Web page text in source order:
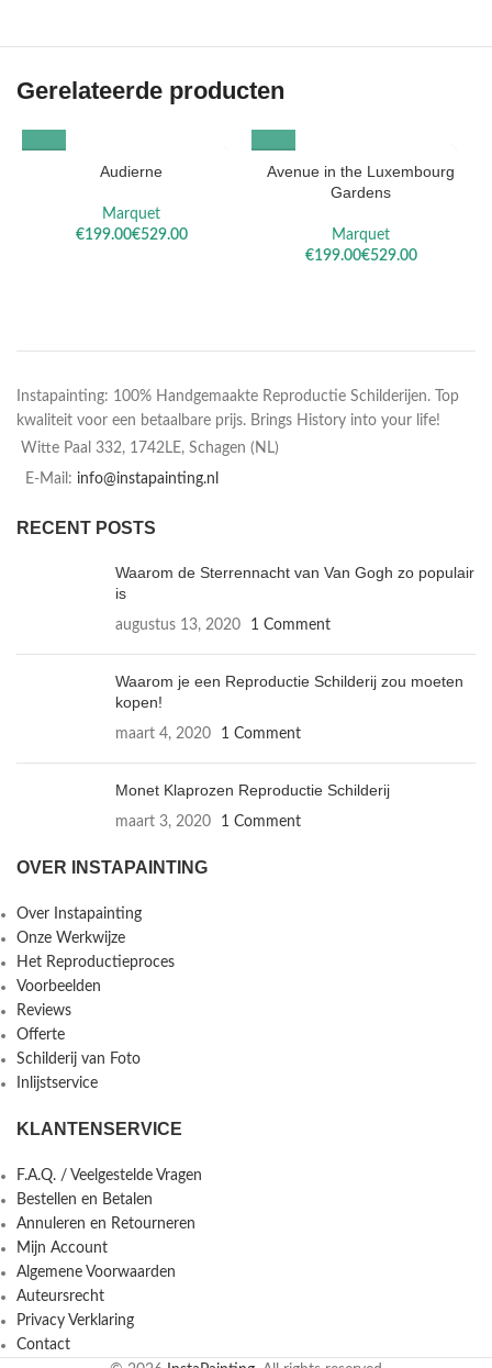
Gerelateerde producten
Audierne
Marquet
€
€
Avenue in the Luxembourg
Gardens
Marquet
€
€
Instapainting: 100% Handgemaakte Reproductie Schilderijen. Top
kwaliteit voor een betaalbare prijs. Brings History into your life!
Witte Paal 332, 1742LE, Schagen (NL)
E-Mail: info@instapainting.nl
RECENT POSTS
Waarom de Sterrennacht van Van Gogh zo populair
is
augustus 13, 2020 1 Comment
Waarom je een Reproductie Schilderij zou moeten
kopen!
maart 4, 2020 1 Comment
Monet Klaprozen Reproductie Schilderij
maart 3, 2020 1 Comment
OVER INSTAPAINTING
Over Instapainting
Onze Werkwijze
Het Reproductieproces
Voorbeelden
Reviews
Offerte
Schilderij van Foto
Inlijstservice
KLANTENSERVICE
F.A.Q. / Veelgestelde Vragen
Bestellen en Betalen
Annuleren en Retourneren
Mijn Account
Algemene Voorwaarden
Auteursrecht
Privacy Verklaring
Contact